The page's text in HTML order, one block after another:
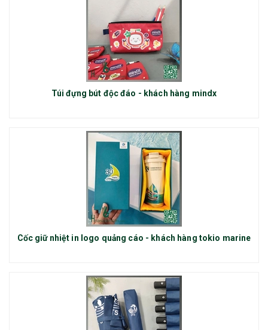
Túi đựng bút độc đáo - khách hàng mindx
Cốc giữ nhiệt in logo quảng cáo - khách hàng tokio marine